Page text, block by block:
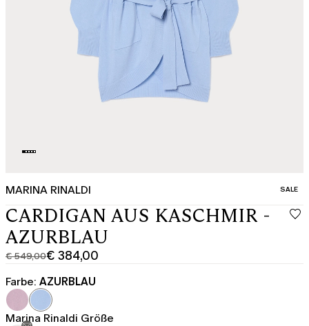
MARINA RINALDI SALE
CARDIGAN AUS KASCHMIR -
AZURBLAU
€ 549,00
Ursprünglicher
Preis
€
549,00
€ 384,00
Aktueller
Preis
€
384,00
Farbe: AZURBLAU
Marina Rinaldi Größe